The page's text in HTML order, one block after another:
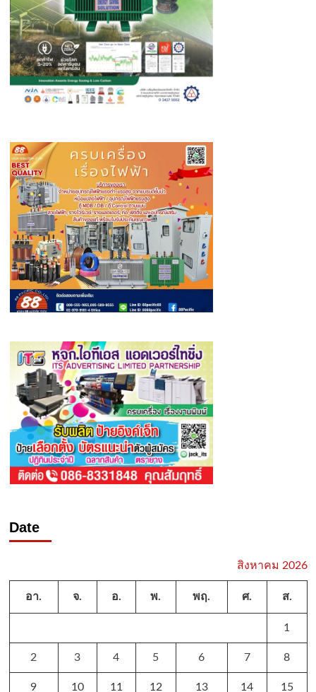
Date
สิงหาคม 2026
อา. จ. อ. พ. พฤ. ศ. ส.
1
2 3 4 5 6 7 8
9 10 11 12 13 14 15